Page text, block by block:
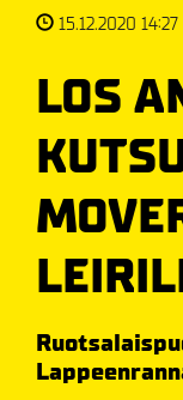
15.12.2020 14:27
LOS